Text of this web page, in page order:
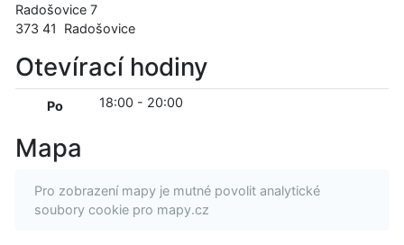
Radošovice 7
373 41
Radošovice
Otevírací hodiny
Po 18:00 - 20:00
Mapa
Pro zobrazení mapy je mutné povolit analytické
soubory cookie pro mapy.cz